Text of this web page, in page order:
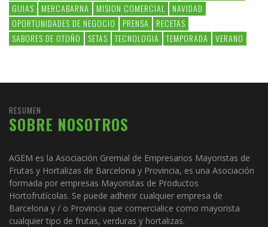
GUIAS
MERCABARNA MISION COMERCIAL
NAVIDAD
OPORTUNIDADES DE NEGOCIO
PRENSA
RECETAS
SABORES DE OTOÑO
SETAS TECNOLOGIA TEMPORADA VERANO
RESUMEN
SOBRE NOSOTROS
AGEM es la Asociación Gremial de Empresarios Mayoristas de
Frutas y Hortalizas de Barcelona y Provincia, es una Asociación
formada por empresas Mayoristas de Productos
Hortofrutícolas. Se puede adherir cualquier empresa de
Barcelona y / o Provincia que comercialice como mayorista
cualquier tipo de frutas, verduras y hortalizas.